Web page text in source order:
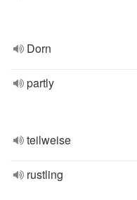
Dorn
partly
teilweise
rustling